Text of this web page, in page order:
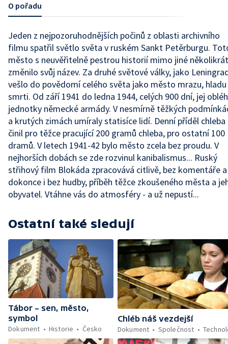
O pořadu
Jeden z nejpozoruhodnějších počinů z oblasti archivního
filmu spatřil světlo světa v ruském Sankt Petěrburgu.
město s neuvěřitelně pestrou historií mimo jiné několikrát
změnilo svůj název. Za druhé světové války, jako
vešlo do povědomí celého světa jako město mrazu, hladu
smrti. Od září 1941 do ledna 1944, celých 900 dní, jej
jednotky německé armády. V nesmírně těžkých
a krutých zimách umíraly statisíce lidí. Denní příděl chleba
činil pro těžce pracující 200 gramů chleba, pro ostatní 100
dramů. V letech 1941-42 bylo město zcela bez proudu. V
nejhorších dobách se zde rozvinul kanibalismus... Ruský
střihový film Blokáda zpracovává citlivě, bez komentáře a
dokonce i bez hudby, příběh těžce zkoušeného města a
obyvatel. Vtáhne vás do atmosféry - a už nepustí...
Ostatní také sledují
Tábor – sen, město,
symbol
Dokument
Historie Česko
Chléb náš vezdejší
Dokument
Společnost